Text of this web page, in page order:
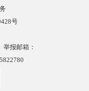
号
报邮箱：